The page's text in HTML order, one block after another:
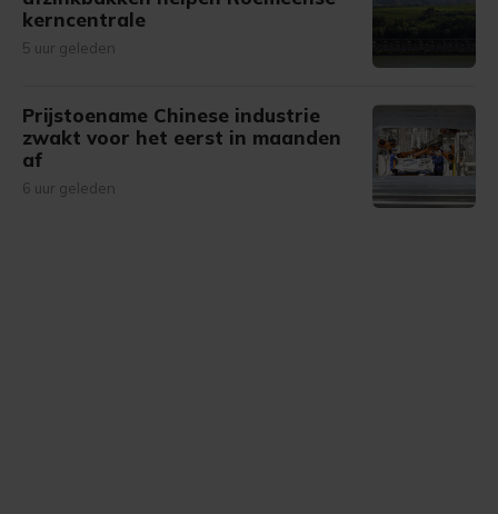
kerncentrale
5 uur geleden
Prijstoename Chinese industrie
zwakt voor het eerst in maanden
af
6 uur geleden